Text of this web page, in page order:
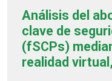
Análisis del
clave de
(fSCPs)
realidad